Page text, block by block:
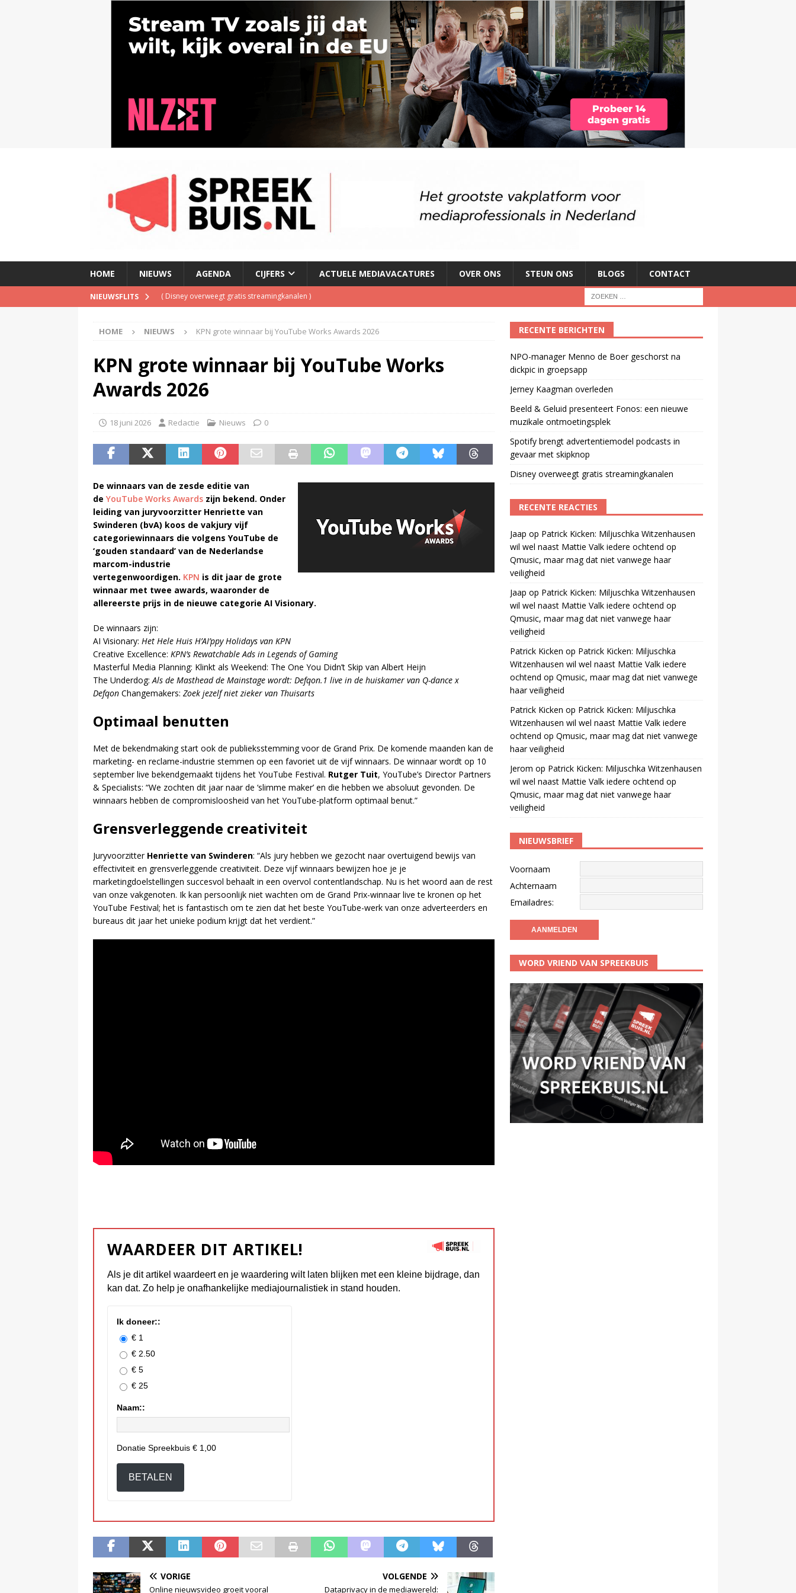
HOME NIEUWS AGENDA CIJFERS ACTUELE MEDIAVACATURES OVER ONS STEUN ONS BLOGS CONTACT
NIEUWSFLITS ( NPO-manager Menno de Boer geschorst na dickpic in groepsapp
(Beeld & Geluid presenteert Fonos: een nieuwe muzikale ontmoetingsplek
Spotify brengt advertentiemodel podcasts in gevaar met skipknop
Disney overweegt gratis streamingkanalen
HOME NIEUWS KPN grote winnaar bij YouTube Works Awards 2026
KPN grote winnaar bij YouTube Works
Awards 2026
18 juni 2026 Redactie Nieuws 0
De winnaars van de zesde editie van
de YouTube Works Awards zijn bekend. Onder
leiding van juryvoorzitter Henriette van
Swinderen (bvA) koos de vakjury vijf
categoriewinnaars die volgens YouTube de
‘gouden standaard’ van de Nederlandse
marcom-industrie
vertegenwoordigen. KPN is dit jaar de grote
winnaar met twee awards, waaronder de
allereerste prijs in de nieuwe categorie AI Visionary.
De winnaars zijn:
AI Visionary: Het Hele Huis H’AI’ppy Holidays van KPN
Creative Excellence: KPN’s Rewatchable Ads in Legends of Gaming
Masterful Media Planning: Klinkt als Weekend: The One You Didn’t Skip van Albert Heijn
The Underdog: Als de Masthead de Mainstage wordt: Defqon.1 live in de huiskamer van Q-dance x
Defqon Changemakers: Zoek jezelf niet zieker van Thuisarts
Optimaal benutten
Met de bekendmaking start ook de publieksstemming voor de Grand Prix. De komende maanden kan de
marketing- en reclame-industrie stemmen op een favoriet uit de vijf winnaars. De winnaar wordt op 10
september live bekendgemaakt tijdens het YouTube Festival. Rutger Tuit, YouTube’s Director Partners
& Specialists: “We zochten dit jaar naar de ‘slimme maker’ en die hebben we absoluut gevonden. De
winnaars hebben de compromisloosheid van het YouTube-platform optimaal benut.”
Grensverleggende creativiteit
Juryvoorzitter Henriette van Swinderen: “Als jury hebben we gezocht naar overtuigend bewijs van
effectiviteit en grensverleggende creativiteit. Deze vijf winnaars bewijzen hoe je je
marketingdoelstellingen succesvol behaalt in een overvol contentlandschap. Nu is het woord aan de rest
van onze vakgenoten. Ik kan persoonlijk niet wachten om de Grand Prix-winnaar live te kronen op het
YouTube Festival; het is fantastisch om te zien dat het beste YouTube-werk van onze adverteerders en
bureaus dit jaar het unieke podium krijgt dat het verdient.”
WAARDEER DIT ARTIKEL!
Als je dit artikel waardeert en je waardering wilt laten blijken met een kleine bijdrage, dan
kan dat. Zo help je onafhankelijke mediajournalistiek in stand houden.
Ik doneer::
€ 1
€ 2.50
€ 5
€ 25
Naam::
Donatie Spreekbuis € 1,00
BETALEN
VORIGE
Online nieuwsvideo groeit vooral
VOLGENDE
Dataprivacy in de mediawereld:
RECENTE BERICHTEN
NPO-manager Menno de Boer geschorst na
dickpic in groepsapp
Jerney Kaagman overleden
Beeld & Geluid presenteert Fonos: een nieuwe
muzikale ontmoetingsplek
Spotify brengt advertentiemodel podcasts in
gevaar met skipknop
Disney overweegt gratis streamingkanalen
RECENTE REACTIES
Jaap op Patrick Kicken: Miljuschka Witzenhausen
wil wel naast Mattie Valk iedere ochtend op
Qmusic, maar mag dat niet vanwege haar
veiligheid
Jaap op Patrick Kicken: Miljuschka Witzenhausen
wil wel naast Mattie Valk iedere ochtend op
Qmusic, maar mag dat niet vanwege haar
veiligheid
Patrick Kicken op Patrick Kicken: Miljuschka
Witzenhausen wil wel naast Mattie Valk iedere
ochtend op Qmusic, maar mag dat niet vanwege
haar veiligheid
Patrick Kicken op Patrick Kicken: Miljuschka
Witzenhausen wil wel naast Mattie Valk iedere
ochtend op Qmusic, maar mag dat niet vanwege
haar veiligheid
Jerom op Patrick Kicken: Miljuschka Witzenhausen
wil wel naast Mattie Valk iedere ochtend op
Qmusic, maar mag dat niet vanwege haar
veiligheid
NIEUWSBRIEF
Voornaam
Achternaam
Emailadres:
WORD VRIEND VAN SPREEKBUIS